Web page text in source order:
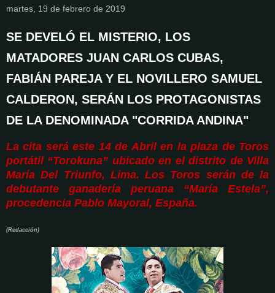
martes, 19 de febrero de 2019
SE DEVELÓ EL MISTERIO, LOS
MATADORES JUAN CARLOS CUBAS,
FABIÁN PAREJA Y EL NOVILLERO SAMUEL
CALDERON, SERÁN LOS PROTAGONISTAS
DE LA DENOMINADA "CORRIDA ANDINA"
La cita será este 14 de Abril en la plaza de Toros
portátil “Torokuna” ubicado en el distrito de Villa
María Del Triunfo, Lima. Los Toros serán de la
debutante ganadería peruana “María Estela”,
procedencia Pablo Mayoral, España.
(Redacción)